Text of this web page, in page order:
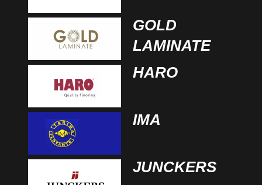
GOLD
LAMINATE
HARO
IMA
JUNCKERS